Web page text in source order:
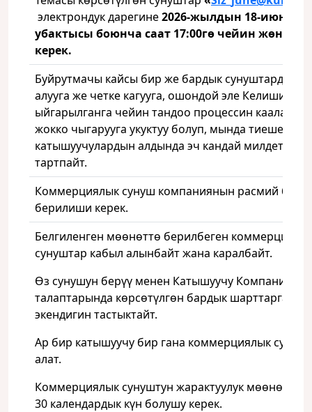
электрондук дарегине2026‑жылдын 18-июну,
убактысы боюнча саат 17:00гө чейин
керек.
Буйрутмачы кайсы бир же бардык сунуштарды
алууга же четке кагууга, ошондой эле Келишим
ыйгарылганга чейин тандоо процессин каалаган
жокко чыгарууга укуктуу болуп, мында тиешелүү
катышуучулардын алдында эч кандай
тартпайт.
Коммерциялык сунуш компаниянын расмий
берилиши керек.
Белгиленген мөөнөттө берилбеген
сунуштар кабыл алынбайт жана каралбайт.
Өз сунушун берүү менен Катышуучу
талаптарында көрсөтүлгөн бардык шарттарга
экендигин тастыктайт.
Ар бир катышуучу бир гана коммерциялык сунуш
алат.
Коммерциялык сунуштун жарактуулук мөөнөтү
30 календардык күн болушу керек.